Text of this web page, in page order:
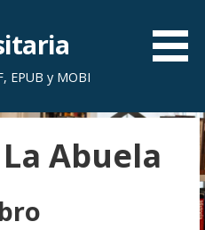
EPUB y MOBI
Abuela